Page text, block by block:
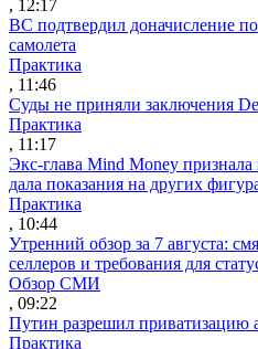
, 12:17
ВС подтвердил доначисление
самолета
Практика
, 11:46
Суды не приняли заключения
Практика
, 11:17
Экс-глава Mind Money
дала показания на других
Практика
, 10:44
Утренний обзор за 7 августа:
селлеров и требования для
Обзор СМИ
, 09:22
Путин разрешил приватизацию
Практика